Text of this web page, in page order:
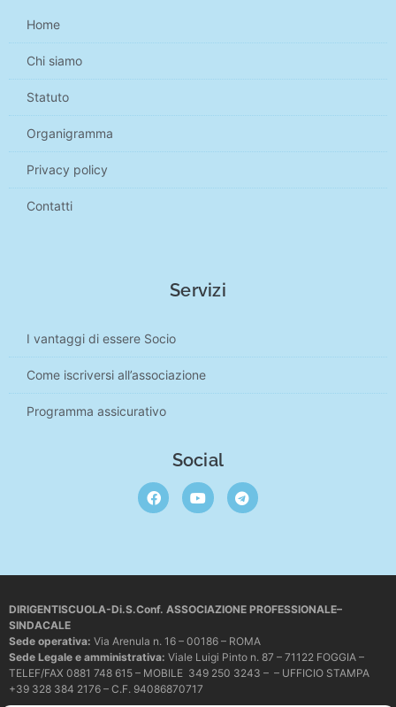
Home
Chi siamo
Statuto
Organigramma
Privacy policy
Contatti
Servizi
I vantaggi di essere Socio
Come iscriversi all’associazione
Programma assicurativo
Social
DIRIGENTISCUOLA-Di.S.Conf. ASSOCIAZIONE PROFESSIONALE–
SINDACALE
Sede operativa: Via Arenula n. 16 – 00186 – ROMA
Sede Legale e amministrativa: Viale Luigi Pinto n. 87 – 71122 FOGGIA –
TELEF/FAX 0881 748 615 – MOBILE 349 250 3243 – – UFFICIO STAMPA
+39 328 384 2176 – C.F. 94086870717